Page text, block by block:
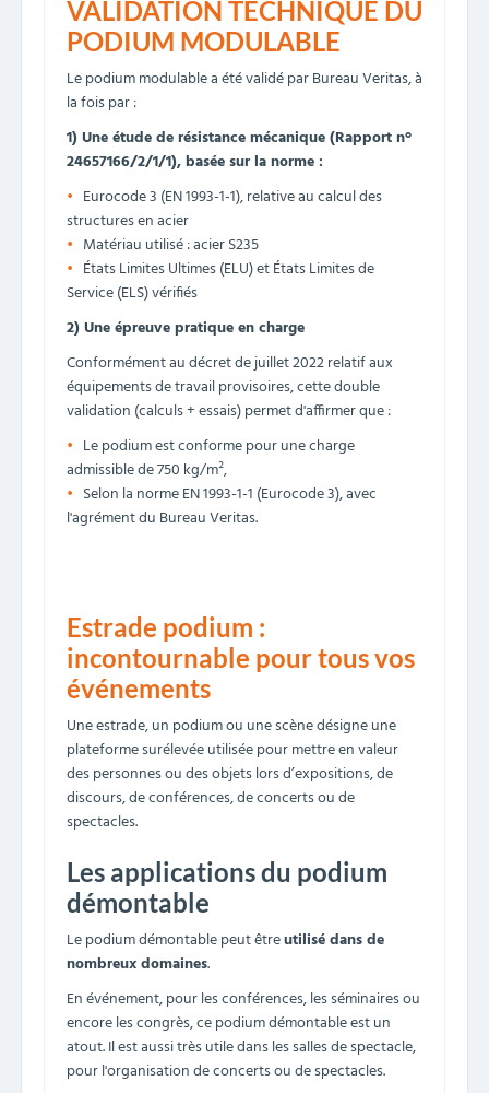
VALIDATION TECHNIQUE DU
PODIUM MODULABLE
Le podium modulable a été validé par Bureau Veritas, à
la fois par :
1) Une étude de résistance mécanique (Rapport n°
24657166/2/1/1), basée sur la norme :
Eurocode 3 (EN 1993-1-1), relative au calcul des
structures en acier
Matériau utilisé : acier S235
États Limites Ultimes (ELU) et États Limites de
Service (ELS) vérifiés
2) Une épreuve pratique en charge
Conformément au décret de juillet 2022 relatif aux
équipements de travail provisoires, cette double
validation (calculs + essais) permet d'affirmer que :
Le podium est conforme pour une charge
admissible de 750 kg/m²,
Selon la norme EN 1993-1-1 (Eurocode 3), avec
l'agrément du Bureau Veritas.
Estrade podium :
incontournable pour tous vos
événements
Une estrade, un podium ou une scène désigne une
plateforme surélevée utilisée pour mettre en valeur
des personnes ou des objets lors d’expositions, de
discours, de conférences, de concerts ou de
spectacles.
Les applications du podium
démontable
Le podium démontable peut êtreutilisé dans de
nombreux domaines.
En événement, pour les conférences, les séminaires ou
encore les congrès, ce podium démontable est un
atout. Il est aussi très utile dans les salles de spectacle,
pour l'organisation de concerts ou de spectacles.